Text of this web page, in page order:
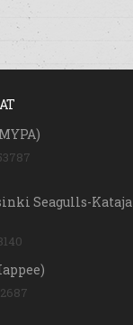
Seagulls-Kataja